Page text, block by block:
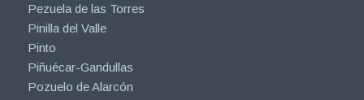
Pezuela de las Torres
Pinilla del Valle
Pinto
Piñuécar-Gandullas
Pozuelo de Alarcón